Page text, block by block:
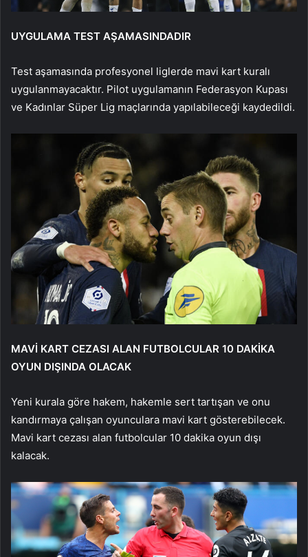
UYGULAMA TEST AŞAMASINDADIR
Test aşamasında profesyonel liglerde mavi kart kuralı
uygulanmayacaktır. Pilot uygulamanın Federasyon Kupası
ve Kadınlar Süper Lig maçlarında yapılabileceği kaydedildi.
MAVİ KART CEZASI ALAN FUTBOLCULAR 10 DAKİKA
OYUN DIŞINDA OLACAK
Yeni kurala göre hakem, hakemle sert tartışan ve onu
kandırmaya çalışan oyunculara mavi kart gösterebilecek.
Mavi kart cezası alan futbolcular 10 dakika oyun dışı
kalacak.